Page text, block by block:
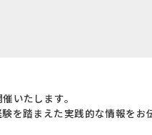
いたします。
を踏まえた実践的な情報をお